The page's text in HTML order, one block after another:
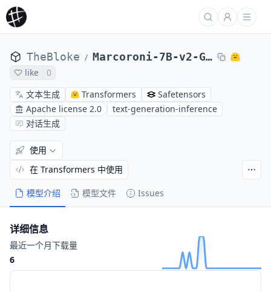
TheBloke / Marcoroni-7B-v2-GPTQ
like
0
文本生成
Transformers
Safetensors
Apache license 2.0
text-generation-inference
对话生成
模型介绍 模型文件 Issues
使用
在 Transformers 中使用
详细信息
最近一个月下载量
6